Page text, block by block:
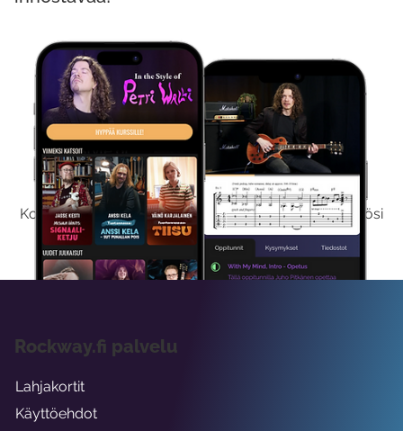
Kokeile Ilmaiseksi
Kokeilemalla ilmaiseksi saat koko sisältömme käyttöösi
viikon ajaksi.
Rockway.fi palvelu
Lahjakortit
Käyttöehdot